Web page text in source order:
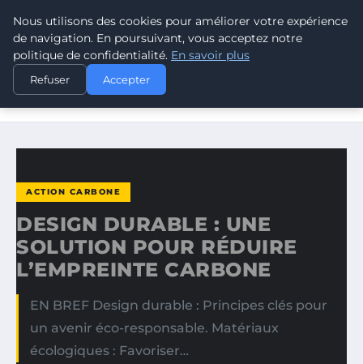
CLIMATE RESPONSE BLOG
ACCUEIL
ACTION CARBONE
DESIGN DURABLE : UNE SOLUTION POUR RÉDUIRE
ACTION CARBONE
DESIGN DURABLE : UNE
SOLUTION POUR RÉDUIRE
L’EMPREINTE CARBONE
EN BREF Design durable : Principes clés pour
un avenir éco-responsable. Matériaux
écologiques : Favoriser…
Nous utilisons des cookies pour améliorer votre expérience
de navigation. En poursuivant, vous acceptez notre
politique de confidentialité. En savoir plus
Refuser Accepter